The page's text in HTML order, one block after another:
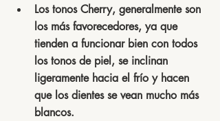
Los tonos Cherry, generalmente son
los más favorecedores, ya que
tienden a funcionar bien con todos
los tonos de piel, se inclinan
ligeramente hacia el frío y hacen
que los dientes se vean mucho más
blancos.